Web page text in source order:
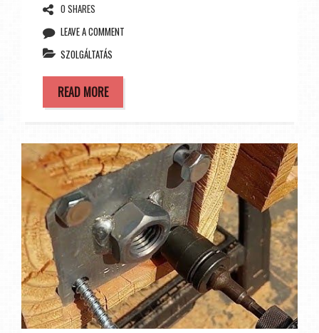
0 SHARES
LEAVE A COMMENT
SZOLGÁLTATÁS
READ MORE